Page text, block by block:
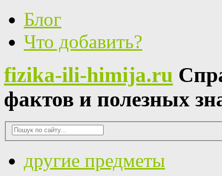
Блог
Что добавить?
fizika-ili-himija.ru
фактов и полезных
другие предметы